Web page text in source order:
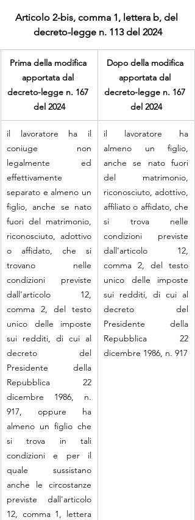
Articolo 2-bis, comma 1, lettera b, del
decreto-legge n. 113 del 2024
Prima della modifica
apportata dal
decreto-legge n. 167
del 2024
Dopo della modifica
apportata dal
decreto-legge n. 167
del 2024
il lavoratore ha il
coniuge non
legalmente ed
effettivamente
separato e almeno un
figlio, anche se nato
fuori del matrimonio,
riconosciuto, adottivo
o affidato, che si
trovano nelle
condizioni previste
dall'articolo 12,
comma 2, del testo
unico delle imposte
sui redditi, di cui al
decreto del
Presidente della
Repubblica 22
dicembre 1986, n.
917, oppure ha
almeno un figlio che
si trova in tali
condizioni e per il
quale sussistano
anche le circostanze
previste dall'articolo
12, comma 1, lettera
il lavoratore ha
almeno un figlio,
anche se nato fuori
del matrimonio,
riconosciuto, adottivo,
affiliato o affidato, che
si trova nelle
condizioni previste
dall'articolo 12,
comma 2, del testo
unico delle imposte
sui redditi, di cui al
decreto del
Presidente della
Repubblica 22
dicembre 1986, n. 917